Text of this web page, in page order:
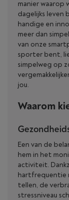
manier waarop
dagelijks leven
handige en
meer dan
van onze
sporter bent,
simpelweg op
jou.
Waarom
Een van de
hem in het
activiteit.
hartfrequentie
tellen, de
stressniveau